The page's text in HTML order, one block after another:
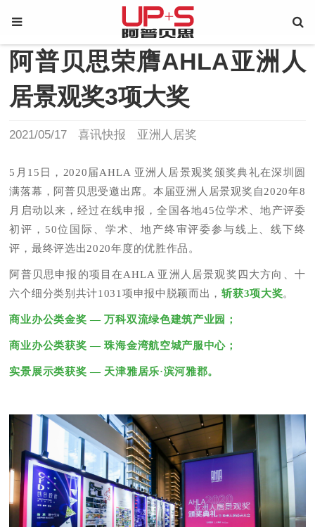
阿普贝思荣膺AHLA亚洲人
居景观奖3项大奖
2021/05/17 喜讯快报 亚洲人居奖
5月15日，2020届AHLA 亚洲人居景观奖颁奖典礼在深圳圆
满落幕，阿普贝思受邀出席。本届亚洲人居景观奖自2020年8
月启动以来，经过在线申报，全国各地45位学术、地产评委
初评，50位国际、学术、地产终审评委参与线上、线下终
评，最终评选出2020年度的优胜作品。
阿普贝思申报的项目在AHLA 亚洲人居景观奖四大方向、十
六个细分类别共计1031项申报中脱颖而出，斩获3项大奖。
商业办公类金奖 — 万科双流绿色建筑产业园；
商业办公类获奖 — 珠海金湾航空城产服中心；
实景展示类获奖 — 天津雅居乐·滨河雅郡。